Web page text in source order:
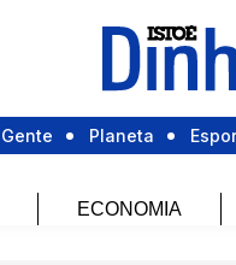
Gente Planeta
ECONOMIA